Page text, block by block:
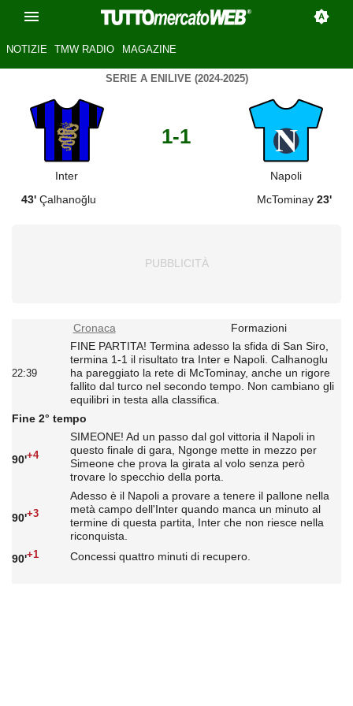
NOTIZIE TMW RADIO MAGAZINE
SERIE A ENILIVE (2024-2025)
Inter
1-1
Napoli
43' Çalhanoğlu McTominay 23'
Cronaca Formazioni
22:39
FINE PARTITA! Termina adesso la sfida di San Siro,
termina 1-1 il risultato tra Inter e Napoli. Calhanoglu
ha pareggiato la rete di McTominay, anche un rigore
fallito dal turco nel secondo tempo. Non cambiano gli
equilibri in testa alla classifica.
Fine 2° tempo
90'+4
SIMEONE! Ad un passo dal gol vittoria il Napoli in
questo finale di gara, Ngonge mette in mezzo per
Simeone che prova la girata al volo senza però
trovare lo specchio della porta.
90'+3
Adesso è il Napoli a provare a tenere il pallone nella
metà campo dell'Inter quando manca un minuto al
termine di questa partita, Inter che non riesce nella
riconquista.
90'+1 Concessi quattro minuti di recupero.